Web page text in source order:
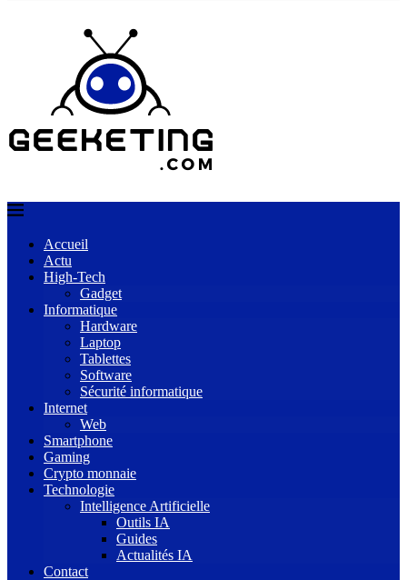
Accueil
Actu
High-Tech
Gadget
Informatique
Hardware
Laptop
Tablettes
Software
Sécurité informatique
Internet
Web
Smartphone
Gaming
Crypto monnaie
Technologie
Intelligence Artificielle
Outils IA
Guides
Actualités IA
Contact